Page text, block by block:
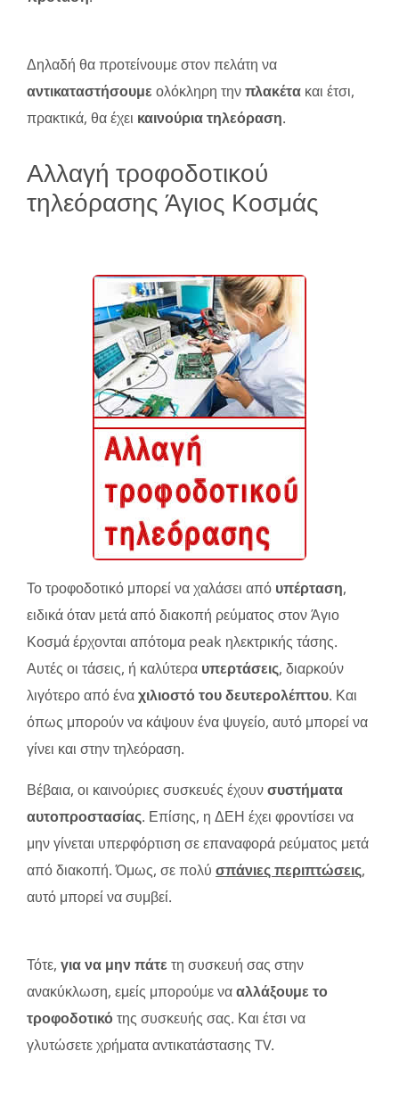
Δηλαδή θα προτείνουμε στον πελάτη να
αντικαταστήσουμε ολόκληρη τηνπλακέτα και έτσι,
πρακτικά, θα έχει καινούρια τηλεόραση.
Αλλαγή τροφοδοτικού
τηλεόρασης Άγιος Κοσμάς
Το τροφοδοτικό μπορεί να χαλάσει από υπέρταση,
ειδικά όταν μετά από διακοπή ρεύματος στον Άγιο
Κοσμά έρχονται απότομα peak ηλεκτρικής τάσης.
Αυτές οι τάσεις, ή καλύτερα υπερτάσεις, διαρκούν
λιγότερο από έναχιλιοστό του δευτερολέπτου. Και
όπως μπορούν να κάψουν ένα ψυγείο, αυτό μπορεί να
γίνει και στην τηλεόραση.
Βέβαια, οι καινούριες συσκευές έχουνσυστήματα
αυτοπροστασίας. Επίσης, η ΔΕΗ έχει φροντίσει να
μην γίνεται υπερφόρτιση σε επαναφορά ρεύματος μετά
από διακοπή. Όμως, σε πολύ σπάνιες περιπτώσεις,
αυτό μπορεί να συμβεί.
Τότε, για να μην πάτε τη συσκευή σας στην
ανακύκλωση, εμείς μπορούμε νααλλάξουμε το
τροφοδοτικότης συσκευής σας. Και έτσι να
γλυτώσετε χρήματα αντικατάστασης TV.